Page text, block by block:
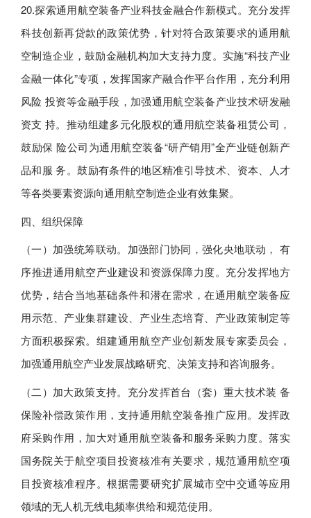
20.探索通用航空装备产业科技金融合作新模式。充分发挥
科技创新再贷款的政策优势，针对符合政策要求的通用航
空制造企业，鼓励金融机构加大支持力度。实施“科技产业
金融一体化”专项，发挥国家产融合作平台作用，充分利用
风险 投资等金融手段，加强通用航空装备产业技术研发融
资支 持。推动组建多元化股权的通用航空装备租赁公司，
鼓励保 险公司为通用航空装备“研产销用”全产业链创新产
品和服 务。鼓励有条件的地区精准引导技术、资本、人才
等各类要素资源向通用航空制造企业有效集聚。
四、组织保障
（一）加强统筹联动。加强部门协同，强化央地联动， 有
序推进通用航空产业建设和资源保障力度。充分发挥地方
优势，结合当地基础条件和潜在需求，在通用航空装备应
用示范、产业集群建设、产业生态培育、产业政策制定等
方面积极探索。组建通用航空产业创新发展专家委员会，
加强通用航空产业发展战略研究、决策支持和咨询服务。
（二）加大政策支持。充分发挥首台（套）重大技术装 备
保险补偿政策作用，支持通用航空装备推广应用。发挥政
府采购作用，加大对通用航空装备和服务采购力度。落实
国务院关于航空项目投资核准有关要求，规范通用航空项
目投资核准程序。根据需要研究扩展城市空中交通等应用
领域的无人机无线电频率供给和规范使用。